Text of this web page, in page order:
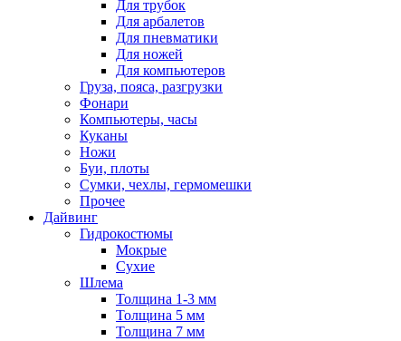
Для трубок
Для арбалетов
Для пневматики
Для ножей
Для компьютеров
Груза, пояса, разгрузки
Фонари
Компьютеры, часы
Куканы
Ножи
Буи, плоты
Сумки, чехлы, гермомешки
Прочее
Дайвинг
Гидрокостюмы
Мокрые
Сухие
Шлема
Толщина 1-3 мм
Толщина 5 мм
Толщина 7 мм